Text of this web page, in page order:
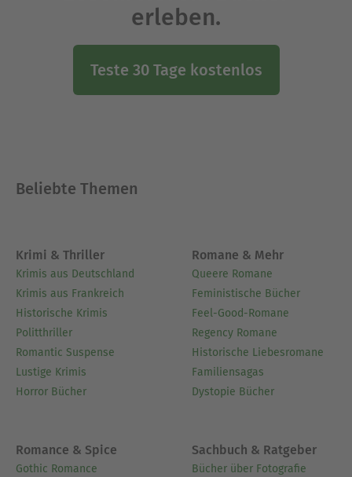
erleben.
Teste 30 Tage kostenlos
Beliebte Themen
Krimi & Thriller
Krimis aus Deutschland
Krimis aus Frankreich
Historische Krimis
Politthriller
Romantic Suspense
Lustige Krimis
Horror Bücher
Romane & Mehr
Queere Romane
Feministische Bücher
Feel-Good-Romane
Regency Romane
Historische Liebesromane
Familiensagas
Dystopie Bücher
Romance & Spice
Gothic Romance
Sachbuch & Ratgeber
Bücher über Fotografie